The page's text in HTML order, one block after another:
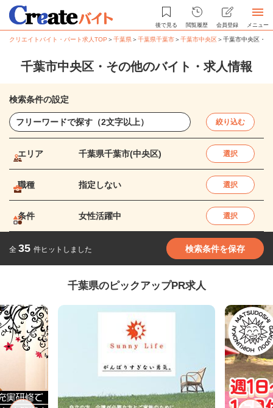
後で見る 閲覧履歴 会員登録 メニュー
クリエイトバイト・パート求人TOP ＞千葉県＞千葉県千葉市＞千葉市中央区＞千葉市中央区・
千葉市中央区・その他のバイト・求人情報
検索条件の設定
絞り込む
エリア 千葉県千葉市(中央区) 選択
職種 指定しない 選択
条件 女性活躍中 選択
全 35 件ヒットしました 検索条件を保存
千葉県のピックアップPR求人